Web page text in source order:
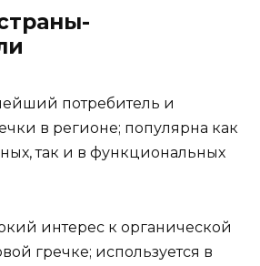
потребитель и
в регионе; популярна как
так и в функциональных
интерес к органической
гречке; используется в